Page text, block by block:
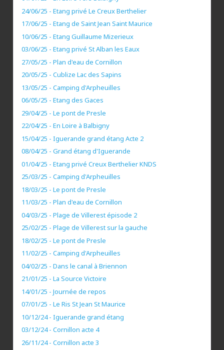
24/06/25 - Etang privé Le Creux Berthelier
17/06/25 - Etang de Saint Jean Saint Maurice
10/06/25 - Etang Guillaume Mizerieux
03/06/25 - Etang privé St Alban les Eaux
27/05/25 - Plan d'eau de Cornillon
20/05/25 - Cublize Lac des Sapins
13/05/25 - Camping d'Arpheuilles
06/05/25 - Etang des Gaces
29/04/25 - Le pont de Presle
22/04/25 - En Loire à Balbigny
15/04/25 - Iguerande grand étang Acte 2
08/04/25 - Grand étang d'Iguerande
01/04/25 - Etang privé Creux Berthelier KNDS
25/03/25 - Camping d'Arpheuilles
18/03/25 - Le pont de Presle
11/03/25 - Plan d'eau de Cornillon
04/03/25 - Plage de Villerest épisode 2
25/02/25 - Plage de Villerest sur la gauche
18/02/25 - Le pont de Presle
11/02/25 - Camping d'Arpheuilles
04/02/25 - Dans le canal à Briennon
21/01/25 - La Source Victoire
14/01/25 - Journée de repos
07/01/25 - Le Ris St Jean St Maurice
10/12/24 - Iguerande grand étang
03/12/24 - Cornillon acte 4
26/11/24 - Cornillon acte 3